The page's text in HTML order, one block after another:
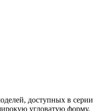
доступных в серии
угловатую форму,